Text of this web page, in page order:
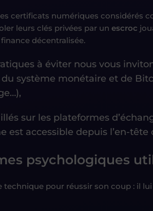
certificats numériques considérés
leurs clés privées par un escroc
décentralisée.
à éviter nous vous
système monétaire et de
,
sur les plateformes
accessible depuis l’en-tête
psychologiques
technique pour réussir son coup : il